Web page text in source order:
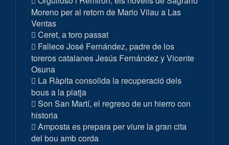
Moreno per al retorn de Mario Vilau a Las
Ventas
Ceret, a toro passat
Fallece José Fernández, padre de los
toreros catalanes Jesús Fernández y Vicente
Osuna
La Ràpita consolida la recuperació dels
bous a la platja
Son San Martí, el regreso de un hierro con
historia
Amposta es prepara per viure la gran cita
del bou amb corda